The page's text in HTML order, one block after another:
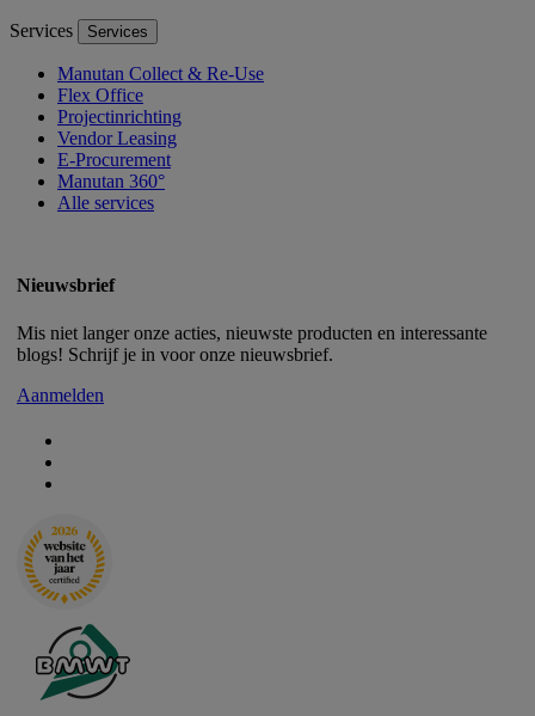
Services Services
Manutan Collect & Re-Use
Flex Office
Projectinrichting
Vendor Leasing
E-Procurement
Manutan 360°
Alle services
Nieuwsbrief
Mis niet langer onze acties, nieuwste producten en interessante
blogs! Schrijf je in voor onze nieuwsbrief.
Aanmelden